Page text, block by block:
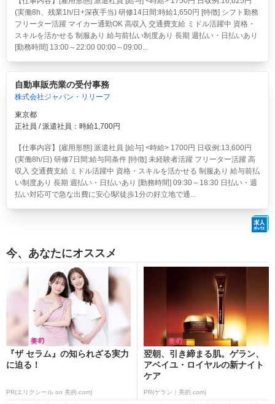
(実働8h、残業1h/日+深夜手当) 研修14日間:時給1,650円 [特徴] シフト勤務
フリーター活躍 マイカー通勤OK 高収入 交通費支給 ミドル活躍中 資格・
スキルを活かせる 制服あり 給与前払い制度あり 長期 週払い・日払いあり
[勤務時間] 13:00～22:00 00:00～09:00...
自動車販売業の受付事務
株式会社ジャパン・リリーフ
東京都
正社員 / 派遣社員：時給1,700円
【仕事内容】[雇用形態] 派遣社員 [給与] <時給> 1700円 日収例:13,600円
(実働8h/日) 研修7日間:給与同条件 [特徴] 未経験者活躍 フリーター活躍 高
収入 交通費支給 ミドル活躍中 資格・スキルを活かせる 制服あり 給与前払
い制度あり 長期 週払い・日払いあり [勤務時間] 09:30～18:30 日払い・週
払い対応可で急な出費に安心!駅徒歩1分の好立地で通...
今、あなたにオススメ
『ザ セラム』の知られざる実力
に迫る！
PR(エリクシール on 美的.com)
翌朝、引き締まる肌。ゲラン、
アベイユ・ロイヤルの新ナイト
ケア
PR(ゲラン｜美的.com)